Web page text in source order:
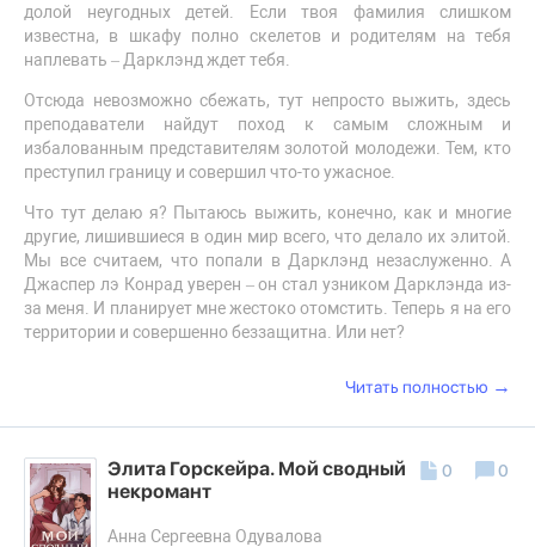
долой неугодных детей. Если твоя фамилия слишком
известна, в шкафу полно скелетов и родителям на тебя
наплевать – Дарклэнд ждет тебя.
Отсюда невозможно сбежать, тут непросто выжить, здесь
преподаватели найдут поход к самым сложным и
избалованным представителям золотой молодежи. Тем, кто
преступил границу и совершил что-то ужасное.
Что тут делаю я? Пытаюсь выжить, конечно, как и многие
другие, лишившиеся в один мир всего, что делало их элитой.
Мы все считаем, что попали в Дарклэнд незаслуженно. А
Джаспер лэ Конрад уверен – он стал узником Дарклэнда из-
за меня. И планирует мне жестоко отомстить. Теперь я на его
территории и совершенно беззащитна. Или нет?
Читать полностью →
Элита Горскейра. Мой сводный
некромант
Анна Сергеевна Одувалова
0 0